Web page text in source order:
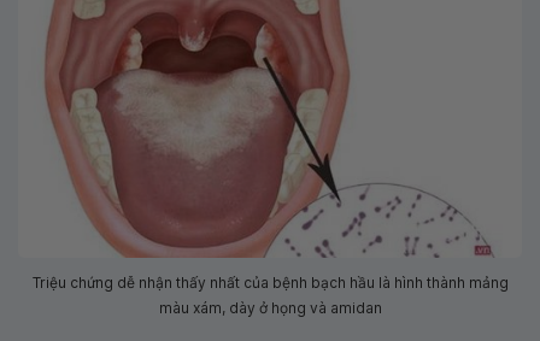
Triệu chứng dễ nhận thấy nhất của bệnh bạch hầu là hình thành mảng
màu xám, dày ở họng và amidan